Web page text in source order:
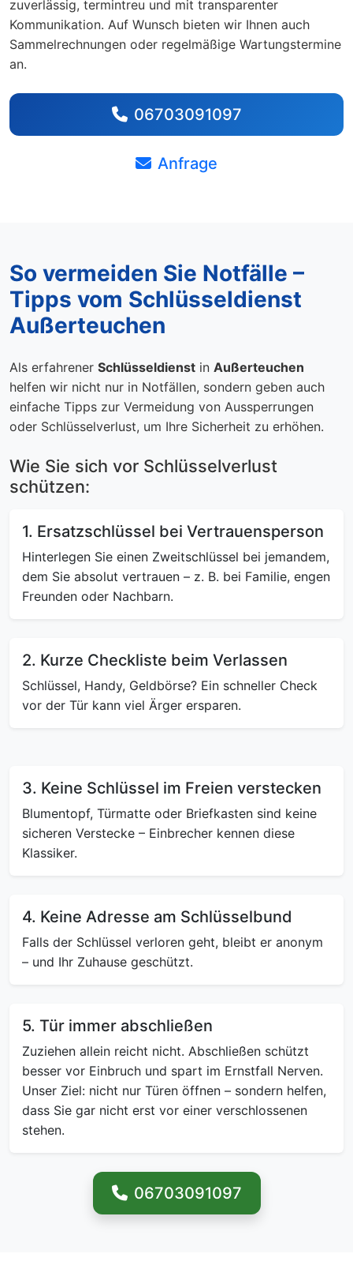
zuverlässig, termintreu und mit transparenter
Kommunikation. Auf Wunsch bieten wir Ihnen auch
Sammelrechnungen oder regelmäßige Wartungstermine
an.
06703091097
Anfrage
So vermeiden Sie Notfälle –
Tipps vom Schlüsseldienst
Außerteuchen
Als erfahrener Schlüsseldienst in Außerteuchen
helfen wir nicht nur in Notfällen, sondern geben auch
einfache Tipps zur Vermeidung von Aussperrungen
oder Schlüsselverlust, um Ihre Sicherheit zu erhöhen.
Wie Sie sich vor Schlüsselverlust
schützen:
1. Ersatzschlüssel bei Vertrauensperson
Hinterlegen Sie einen Zweitschlüssel bei jemandem,
dem Sie absolut vertrauen – z. B. bei Familie, engen
Freunden oder Nachbarn.
2. Kurze Checkliste beim Verlassen
Schlüssel, Handy, Geldbörse? Ein schneller Check
vor der Tür kann viel Ärger ersparen.
3. Keine Schlüssel im Freien verstecken
Blumentopf, Türmatte oder Briefkasten sind keine
sicheren Verstecke – Einbrecher kennen diese
Klassiker.
4. Keine Adresse am Schlüsselbund
Falls der Schlüssel verloren geht, bleibt er anonym
– und Ihr Zuhause geschützt.
5. Tür immer abschließen
Zuziehen allein reicht nicht. Abschließen schützt
besser vor Einbruch und spart im Ernstfall Nerven.
Unser Ziel: nicht nur Türen öffnen – sondern helfen,
dass Sie gar nicht erst vor einer verschlossenen
stehen.
06703091097